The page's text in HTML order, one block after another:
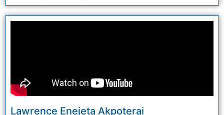
Lawrence Enejeta Akpoterai